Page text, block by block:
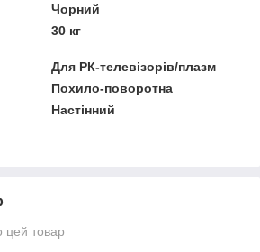
Чорний
30 кг
Для РК-телевізорів/плазм
Похило-поворотна
Настінний
цей товар